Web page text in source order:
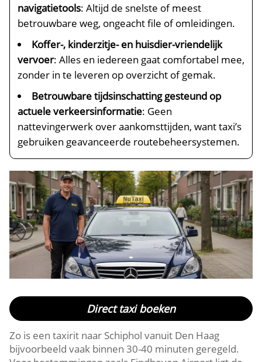
navigatietools: Altijd de snelste of meest
betrouwbare weg, ongeacht file of omleidingen.
Koffer-, kinderzitje- en huisdier-vriendelijk
vervoer: Alles en iedereen gaat comfortabel mee,
zonder in te leveren op overzicht of gemak.
Betrouwbare tijdsinschatting gesteund op
actuele verkeersinformatie: Geen
nattevingerwerk over aankomsttijden, want taxi’s
gebruiken geavanceerde routebeheersystemen.
Direct taxi boeken
Zo is een taxirit naar Schiphol vanuit Den Haag
bijvoorbeeld vaak binnen 30-40 minuten geregeld.